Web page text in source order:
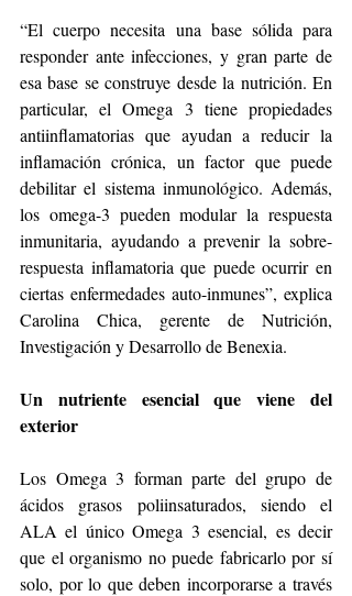
“El cuerpo necesita una base sólida para
responder ante infecciones, y gran parte de
esa base se construye desde la nutrición. En
particular, el Omega 3 tiene propiedades
antiinflamatorias que ayudan a reducir la
inflamación crónica, un factor que puede
debilitar el sistema inmunológico. Además,
los omega-3 pueden modular la respuesta
inmunitaria, ayudando a prevenir la sobre-
respuesta inflamatoria que puede ocurrir en
ciertas enfermedades auto-inmunes”, explica
Carolina Chica, gerente de Nutrición,
Investigación y Desarrollo de Benexia.
Un nutriente esencial que viene del
exterior
Los Omega 3 forman parte del grupo de
ácidos grasos poliinsaturados, siendo el
ALA el único Omega 3 esencial, es decir
que el organismo no puede fabricarlo por sí
solo, por lo que deben incorporarse a través